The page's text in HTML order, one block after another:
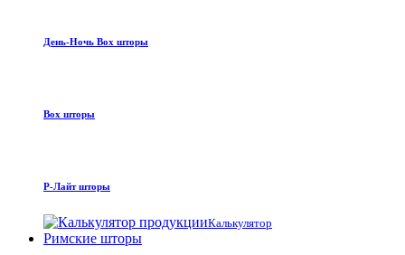
День-Ночь Box шторы
Box шторы
Р-Лайт шторы
Калькулятор
Римские шторы